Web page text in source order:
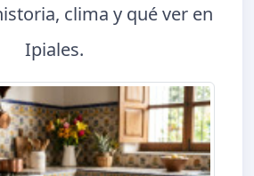
clima y qué ver en
Ipiales.